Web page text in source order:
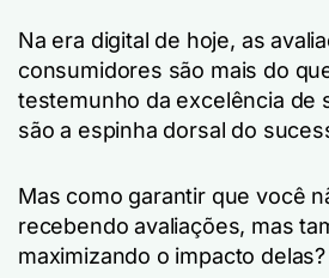
Na era digital de hoje, as
consumidores são mais do
testemunho da excelência de
são a espinha dorsal do
Mas como garantir que você
recebendo avaliações, mas
maximizando o impacto delas?